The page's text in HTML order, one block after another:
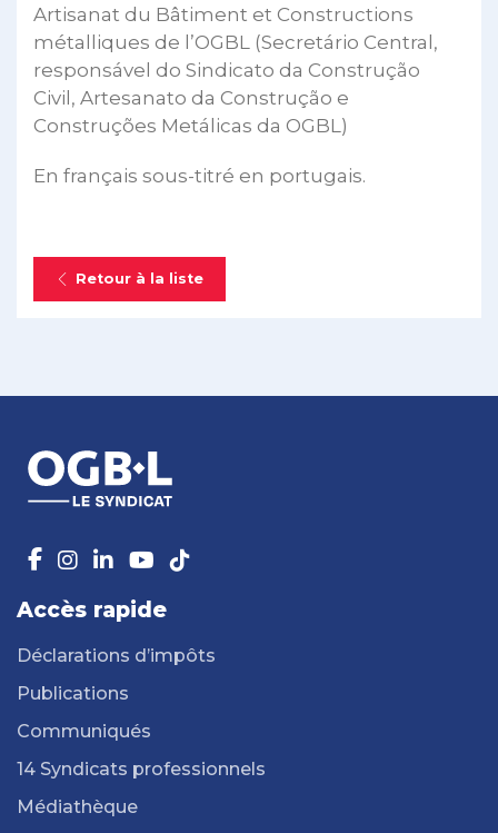
Artisanat du Bâtiment et Constructions
métalliques de l’OGBL (Secretário Central,
responsável do Sindicato da Construção
Civil, Artesanato da Construção e
Construções Metálicas da OGBL)
En français sous-titré en portugais.
Retour à la liste
Accès rapide
Déclarations d’impôts
Publications
Communiqués
14 Syndicats professionnels
Médiathèque